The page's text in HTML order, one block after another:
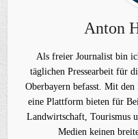
Anton
Als freier Journalist bin
täglichen Pressearbeit für
Oberbayern befasst. Mit
eine Plattform bieten für
Landwirtschaft, Tourismus
Medien keinen